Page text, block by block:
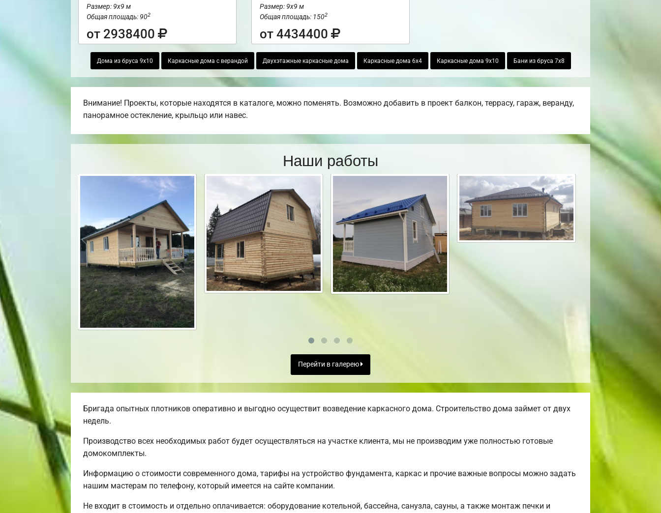
Размер: 9х9 м
Общая площадь: 902
от 2938400
Размер: 9х9 м
Общая площадь: 1502
от 4434400
Дома из бруса 9х10 Каркасные дома с верандой Двухэтажные каркасные дома Каркасные дома 6х4 Каркасные дома 9х10 Бани из бруса 7х8
Внимание! Проекты, которые находятся в каталоге, можно поменять. Возможно добавить в проект балкон, террасу, гараж, веранду,
панорамное остекление, крыльцо или навес.
Наши работы
Перейти в галерею
Бригада опытных плотников оперативно и выгодно осуществит возведение каркасного дома. Строительство дома займет от двух
недель.
Производство всех необходимых работ будет осуществляться на участке клиента, мы не производим уже полностью готовые
домокомплекты.
Информацию о стоимости современного дома, тарифы на устройство фундамента, каркас и прочие важные вопросы можно задать
нашим мастерам по телефону, который имеется на сайте компании.
Не входит в стоимость и отдельно оплачивается: оборудование котельной, бассейна, санузла, сауны, а также монтаж печки и